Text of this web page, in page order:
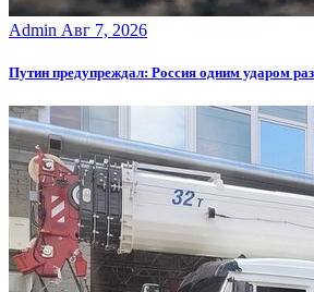
Admin Авг 7, 2026
Путин предупреждал: Россия одним ударом